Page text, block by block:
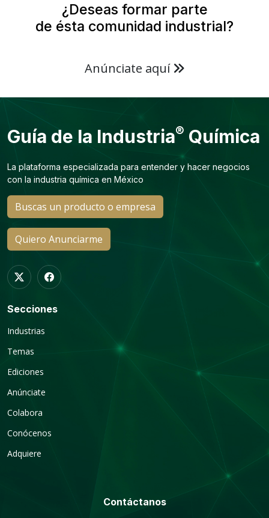
¿Deseas formar parte
de ésta comunidad industrial?
Anúnciate aquí
Guía de la Industria® Química
La plataforma especializada para entender y hacer negocios
con la industria química en México
Buscas un producto o empresa
Quiero Anunciarme
Secciones
Industrias
Temas
Ediciones
Anúnciate
Colabora
Conócenos
Adquiere
Contáctanos